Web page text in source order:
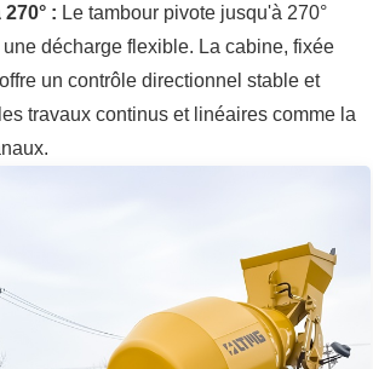
: Le tambour pivote jusqu'à 270°
décharge flexible. La cabine, fixée
un contrôle directionnel stable et
travaux continus et linéaires comme la